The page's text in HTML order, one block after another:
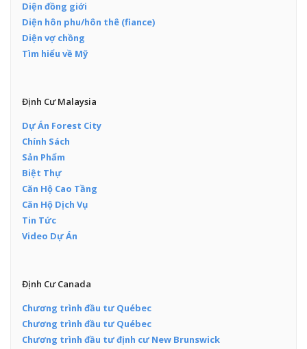
Diện đồng giới
Diện hôn phu/hôn thê (fiance)
Diện vợ chồng
Tìm hiểu về Mỹ
Định Cư Malaysia
Dự Án Forest City
Chính Sách
Sản Phẩm
Biệt Thự
Căn Hộ Cao Tầng
Căn Hộ Dịch Vụ
Tin Tức
Video Dự Án
Định Cư Canada
Chương trình đầu tư Québec
Chương trình đầu tư Québec
Chương trình đầu tư định cư New Brunswick